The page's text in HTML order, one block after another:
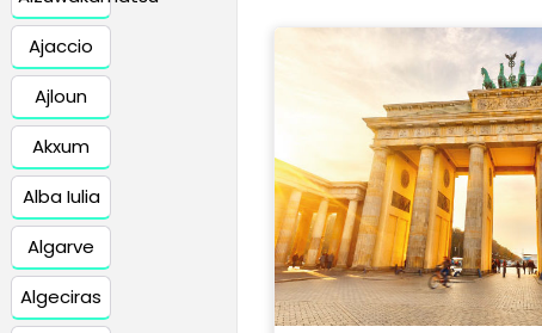
Ajaccio
Ajloun
Akxum
Alba Iulia
Algarve
Algeciras